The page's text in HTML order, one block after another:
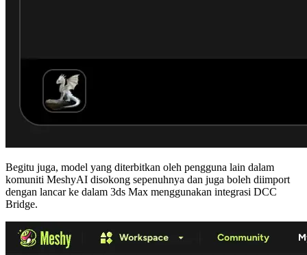
Begitu juga, model yang diterbitkan oleh pengguna lain dalam
komuniti MeshyAI disokong sepenuhnya dan juga boleh diimport
dengan lancar ke dalam 3ds Max menggunakan integrasi DCC
Bridge.